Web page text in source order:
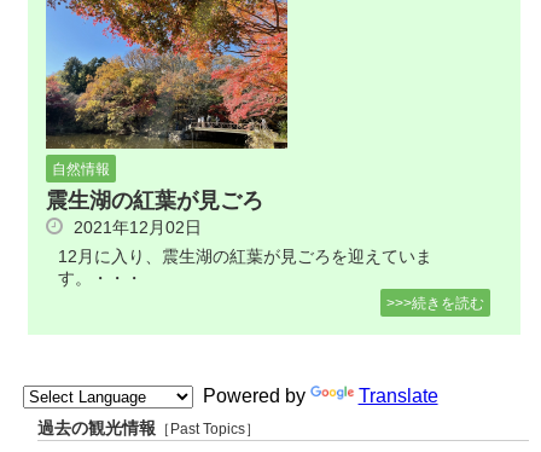
自然情報
震生湖の紅葉が見ごろ
2021年12月02日
12月に入り、震生湖の紅葉が見ごろを迎えていま
す。・・・
>>>続きを読む
Powered by Translate
過去の観光情報 ［Past Topics］